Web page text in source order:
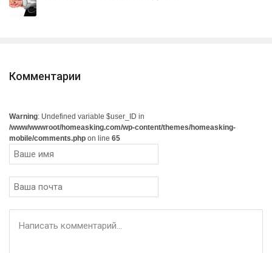
Комментарии
Warning: Undefined variable $user_ID in
/www/wwwroot/homeasking.com/wp-content/themes/homeasking-
mobile/comments.php on line 65